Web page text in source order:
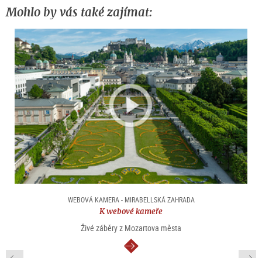
Mohlo by vás také zajímat:
WEBOVÁ KAMERA - MIRABELLSKÁ ZAHRADA
K webové kameře
Živé záběry z Mozartova města
continue